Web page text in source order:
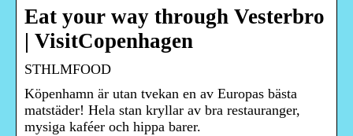
Eat your way through Vesterbro
| VisitCopenhagen
STHLMFOOD
Köpenhamn är utan tvekan en av Europas bästa
matstäder! Hela stan kryllar av bra restauranger,
mysiga kaféer och hippa barer.